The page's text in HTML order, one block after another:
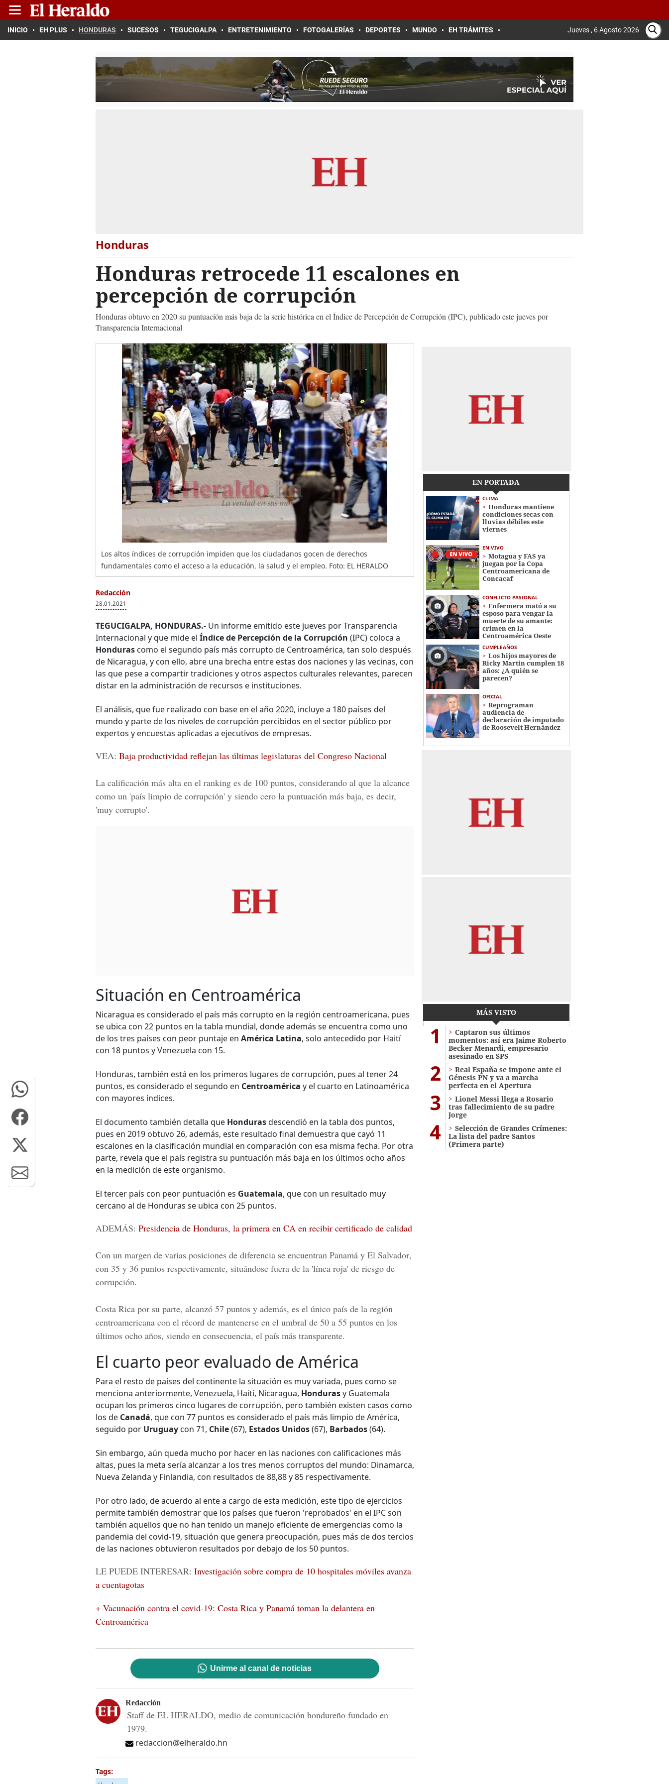
INICIO EH PLUS HONDURAS SUCESOS TEGUCIGALPA ENTRETENIMIENTO FOTOGALERÍAS DEPORTES MUNDO EH TRÁMITES Jueves , 6 Agosto 2026
Honduras
Honduras retrocede 11 escalones en
percepción de corrupción
Honduras obtuvo en 2020 su puntuación más baja de la serie histórica en el Índice de Percepción de Corrupción (IPC), publicado este jueves por
Transparencia Internacional
Los altos índices de corrupción impiden que los ciudadanos gocen de derechos
fundamentales como el acceso a la educación, la salud y el empleo. Foto: EL HERALDO
Redacción
28.01.2021
TEGUCIGALPA, HONDURAS.- Un informe emitido este jueves por Transparencia
Internacional y que mide el Índice de Percepción de la Corrupción (IPC) coloca a
Honduras como el segundo país más corrupto de Centroamérica, tan solo después
de Nicaragua, y con ello, abre una brecha entre estas dos naciones y las vecinas, con
las que pese a compartir tradiciones y otros aspectos culturales relevantes, parecen
distar en la administración de recursos e instituciones.
El análisis, que fue realizado con base en el año 2020, incluye a 180 países del
mundo y parte de los niveles de corrupción percibidos en el sector público por
expertos y encuestas aplicadas a ejecutivos de empresas.
VEA: Baja productividad reflejan las últimas legislaturas del Congreso Nacional
La calificación más alta en el ranking es de 100 puntos, considerando al que la alcance
como un 'país limpio de corrupción' y siendo cero la puntuación más baja, es decir,
'muy corrupto'.
Situación en Centroamérica
Nicaragua es considerado el país más corrupto en la región centroamericana, pues
se ubica con 22 puntos en la tabla mundial, donde además se encuentra como uno
de los tres países con peor puntaje en América Latina, solo antecedido por Haití
con 18 puntos y Venezuela con 15.
Honduras, también está en los primeros lugares de corrupción, pues al tener 24
puntos, es considerado el segundo en Centroamérica y el cuarto en Latinoamérica
con mayores índices.
El documento también detalla que Hondurasdescendió en la tabla dos puntos,
pues en 2019 obtuvo 26, además, este resultado final demuestra que cayó 11
escalones en la clasificación mundial en comparación con esa misma fecha. Por otra
parte, revela que el país registra su puntuación más baja en los últimos ocho años
en la medición de este organismo.
El tercer país con peor puntuación es Guatemala, que con un resultado muy
cercano al de Honduras se ubica con 25 puntos.
ADEMÁS: Presidencia de Honduras, la primera en CA en recibir certificado de calidad
Con un margen de varias posiciones de diferencia se encuentran Panamá y El Salvador,
con 35 y 36 puntos respectivamente, situándose fuera de la 'línea roja' de riesgo de
corrupción.
Costa Rica por su parte, alcanzó 57 puntos y además, es el único país de la región
centroamericana con el récord de mantenerse en el umbral de 50 a 55 puntos en los
últimos ocho años, siendo en consecuencia, el país más transparente.
El cuarto peor evaluado de América
Para el resto de países del continente la situación es muy variada, pues como se
menciona anteriormente, Venezuela, Haití, Nicaragua, Hondurasy Guatemala
ocupan los primeros cinco lugares de corrupción, pero también existen casos como
los de Canadá, que con 77 puntos es considerado el país más limpio de América,
seguido por Uruguay con 71, Chile(67), Estados Unidos(67), Barbados(64).
Sin embargo, aún queda mucho por hacer en las naciones con calificaciones más
altas, pues la meta sería alcanzar a los tres menos corruptos del mundo: Dinamarca,
Nueva Zelanda y Finlandia, con resultados de 88,88 y 85 respectivamente.
Por otro lado, de acuerdo al ente a cargo de esta medición, este tipo de ejercicios
permite también demostrar que los países que fueron 'reprobados' en el IPC son
también aquellos que no han tenido un manejo eficiente de emergencias como la
pandemia del covid-19, situación que genera preocupación, pues más de dos tercios
de las naciones obtuvieron resultados por debajo de los 50 puntos.
LE PUEDE INTERESAR: Investigación sobre compra de 10 hospitales móviles avanza
a cuentagotas
+ Vacunación contra el covid-19: Costa Rica y Panamá toman la delantera en
Centroamérica
Unirme al canal de noticias
Redacción
Staff de EL HERALDO, medio de comunicación hondureño fundado en
1979.
redaccion@elheraldo.hn
Tags:
EN PORTADA
CLIMA
Honduras mantiene
condiciones secas con
lluvias débiles este
viernes
EN VIVO
Motagua y FAS ya
juegan por la Copa
Centroamericana de
Concacaf
CONFLICTO PASIONAL
Enfermera mató a su
esposo para vengar la
muerte de su amante:
crimen en la
Centroamérica Oeste
CUMPLEAÑOS
Los hijos mayores de
Ricky Martin cumplen 18
años: ¿A quién se
parecen?
OFICIAL
Reprograman
audiencia de
declaración de imputado
de Roosevelt Hernández
MÁS VISTO
1
Captaron sus últimos
momentos: así era Jaime Roberto
Becker Menardi​​​, empresario
asesinado en SPS
2
Real España se impone ante el
Génesis PN y va a marcha
perfecta en el Apertura
3
Lionel Messi llega a Rosario
tras fallecimiento de su padre
Jorge
4
Selección de Grandes Crímenes:
La lista del padre Santos
(Primera parte)